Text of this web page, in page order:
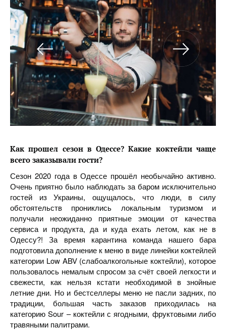
Как прошел сезон в Одессе?Какие коктейли чаще
всего заказывали гости?
Сезон 2020 года в Одессе прошёл необычайно активно.
Очень приятно было наблюдать за баром исключительно
гостей из Украины, ощущалось, что люди, в силу
обстоятельств прониклись локальным туризмом и
получали неожиданно приятные эмоции от качества
сервиса и продукта, да и куда ехать летом, как не в
Одессу?! За время карантина команда нашего бара
подготовила дополнение к меню в виде линейки коктейлей
категории Low ABV (слабоалкогольные коктейли), которое
пользовалось немалым спросом за счёт своей легкости и
свежести, как нельзя кстати необходимой в знойные
летние дни. Но и бестселлеры меню не пасли задних, по
традиции, большая часть заказов приходилась на
категорию Sour – коктейли с ягодными, фруктовыми либо
травяными палитрами.